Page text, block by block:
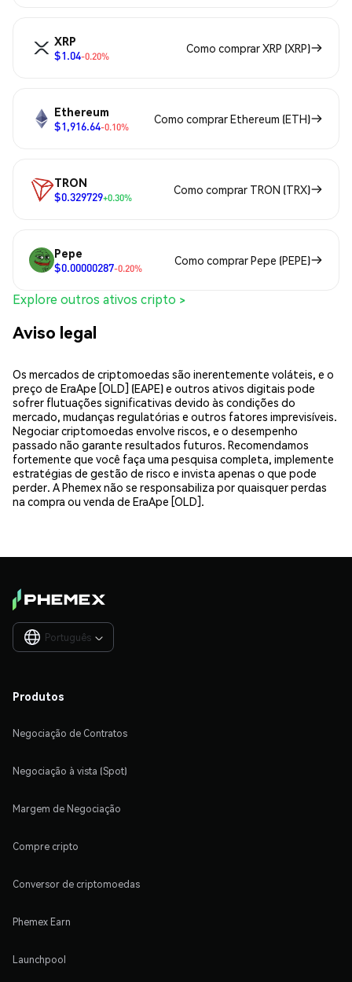
XRP
$1.04-0.20%
Como comprar XRP (XRP)
Ethereum
$1,916.64-0.10%
Como comprar Ethereum (ETH)
TRON
$0.329729+0.30%
Como comprar TRON (TRX)
Pepe
$0.00000287-0.20%
Como comprar Pepe (PEPE)
Explore outros ativos cripto >
Aviso legal
Os mercados de criptomoedas são inerentemente voláteis, e o
preço de EraApe [OLD] (EAPE) e outros ativos digitais pode
sofrer flutuações significativas devido às condições do
mercado, mudanças regulatórias e outros fatores imprevisíveis.
Negociar criptomoedas envolve riscos, e o desempenho
passado não garante resultados futuros. Recomendamos
fortemente que você faça uma pesquisa completa, implemente
estratégias de gestão de risco e invista apenas o que pode
perder. A Phemex não se responsabiliza por quaisquer perdas
na compra ou venda de EraApe [OLD].
Português 
Produtos
Negociação de Contratos
Negociação à vista (Spot)
Margem de Negociação
Compre cripto
Conversor de criptomoedas
Phemex Earn
Launchpool